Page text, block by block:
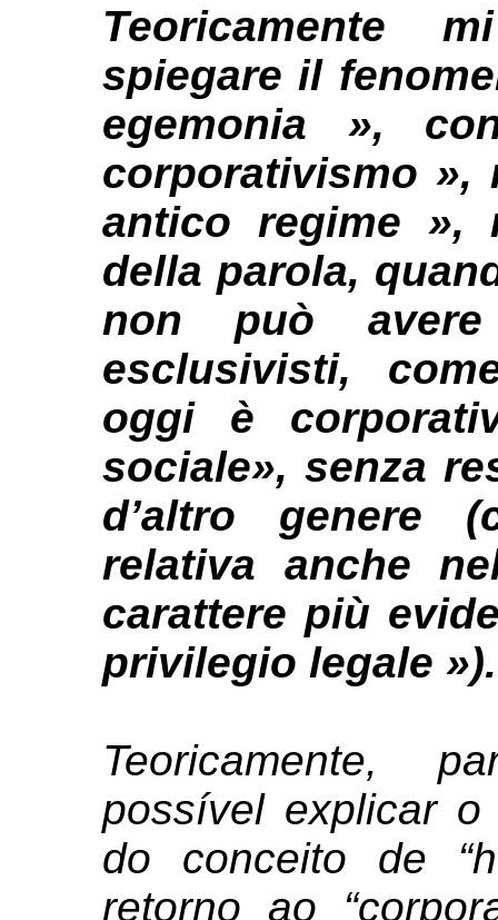
Teoricamente
spiegare il
egemonia »,
corporativismo »,
antico regime »,
della parola,
non può
esclusivisti,
oggi è
sociale», senza
d’altro genere
relativa anche
carattere più
privilegio legale »).
Teoricamente,
possível explicar
do conceito de
retorno ao